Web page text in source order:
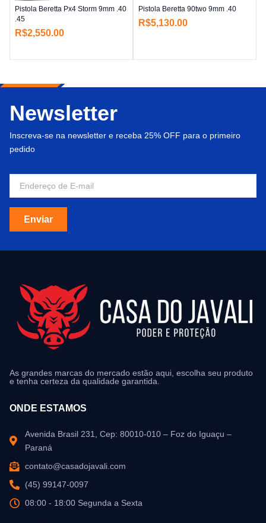
Pistola Beretta Px4 Storm 9mm .40
.45
R$2,550.00
Pistola Beretta 90two 9mm .40
R$5,130.00
Newsletter
Inscreva-se na newsletter e receba 25% OFF para o primeiro
pedido
Enviar
As grandes marcas do mercado estão aqui, escolha seu produto
e tenha certeza da qualidade garantida.
ONDE ESTAMOS
Avenida Brasil 231, Cep: 80010-010 – Foz do Iguaçu –
Paraná
contato@casadojavali.com
(45) 99147-0097
08:00 - 18:00 Segunda a Sexta